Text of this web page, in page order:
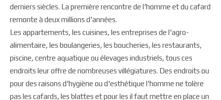
derniers siècles. La première rencontre de l'homme et du cafard
remonte à deux millions d'années.
Les appartements, les cuisines, les entreprises de l'agro-
alimentaire, les boulangeries, les boucheries, les restaurants,
piscine, centre aquatique ou élevages industriels, tous ces
endroits leur offre de nombreuses villégiatures. Des endroits ou
pour des raisons d'hygiène ou d'esthétique l'homme ne tolère
pas les cafards, les blattes et pour les il faut mettre en place un